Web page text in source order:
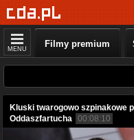
MENU Filmy premium
Kluski twarogowo szpinakowe
Oddaszfartucha 00:08:10